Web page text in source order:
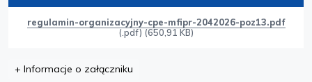
regulamin-organizacyjny-cpe-mfipr-2042026-poz13.pdf
(.pdf) (650,91 KB)
+ Informacje o załączniku